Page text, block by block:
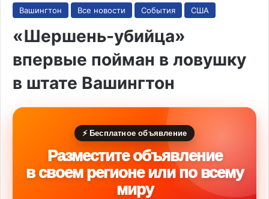
Вашингтон Все новости События США
«Шершень-убийца»
впервые пойман в ловушку
в штате Вашингтон
⚡ Бесплатное объявление
Разместите объявление
в своем регионе или по всему
миру